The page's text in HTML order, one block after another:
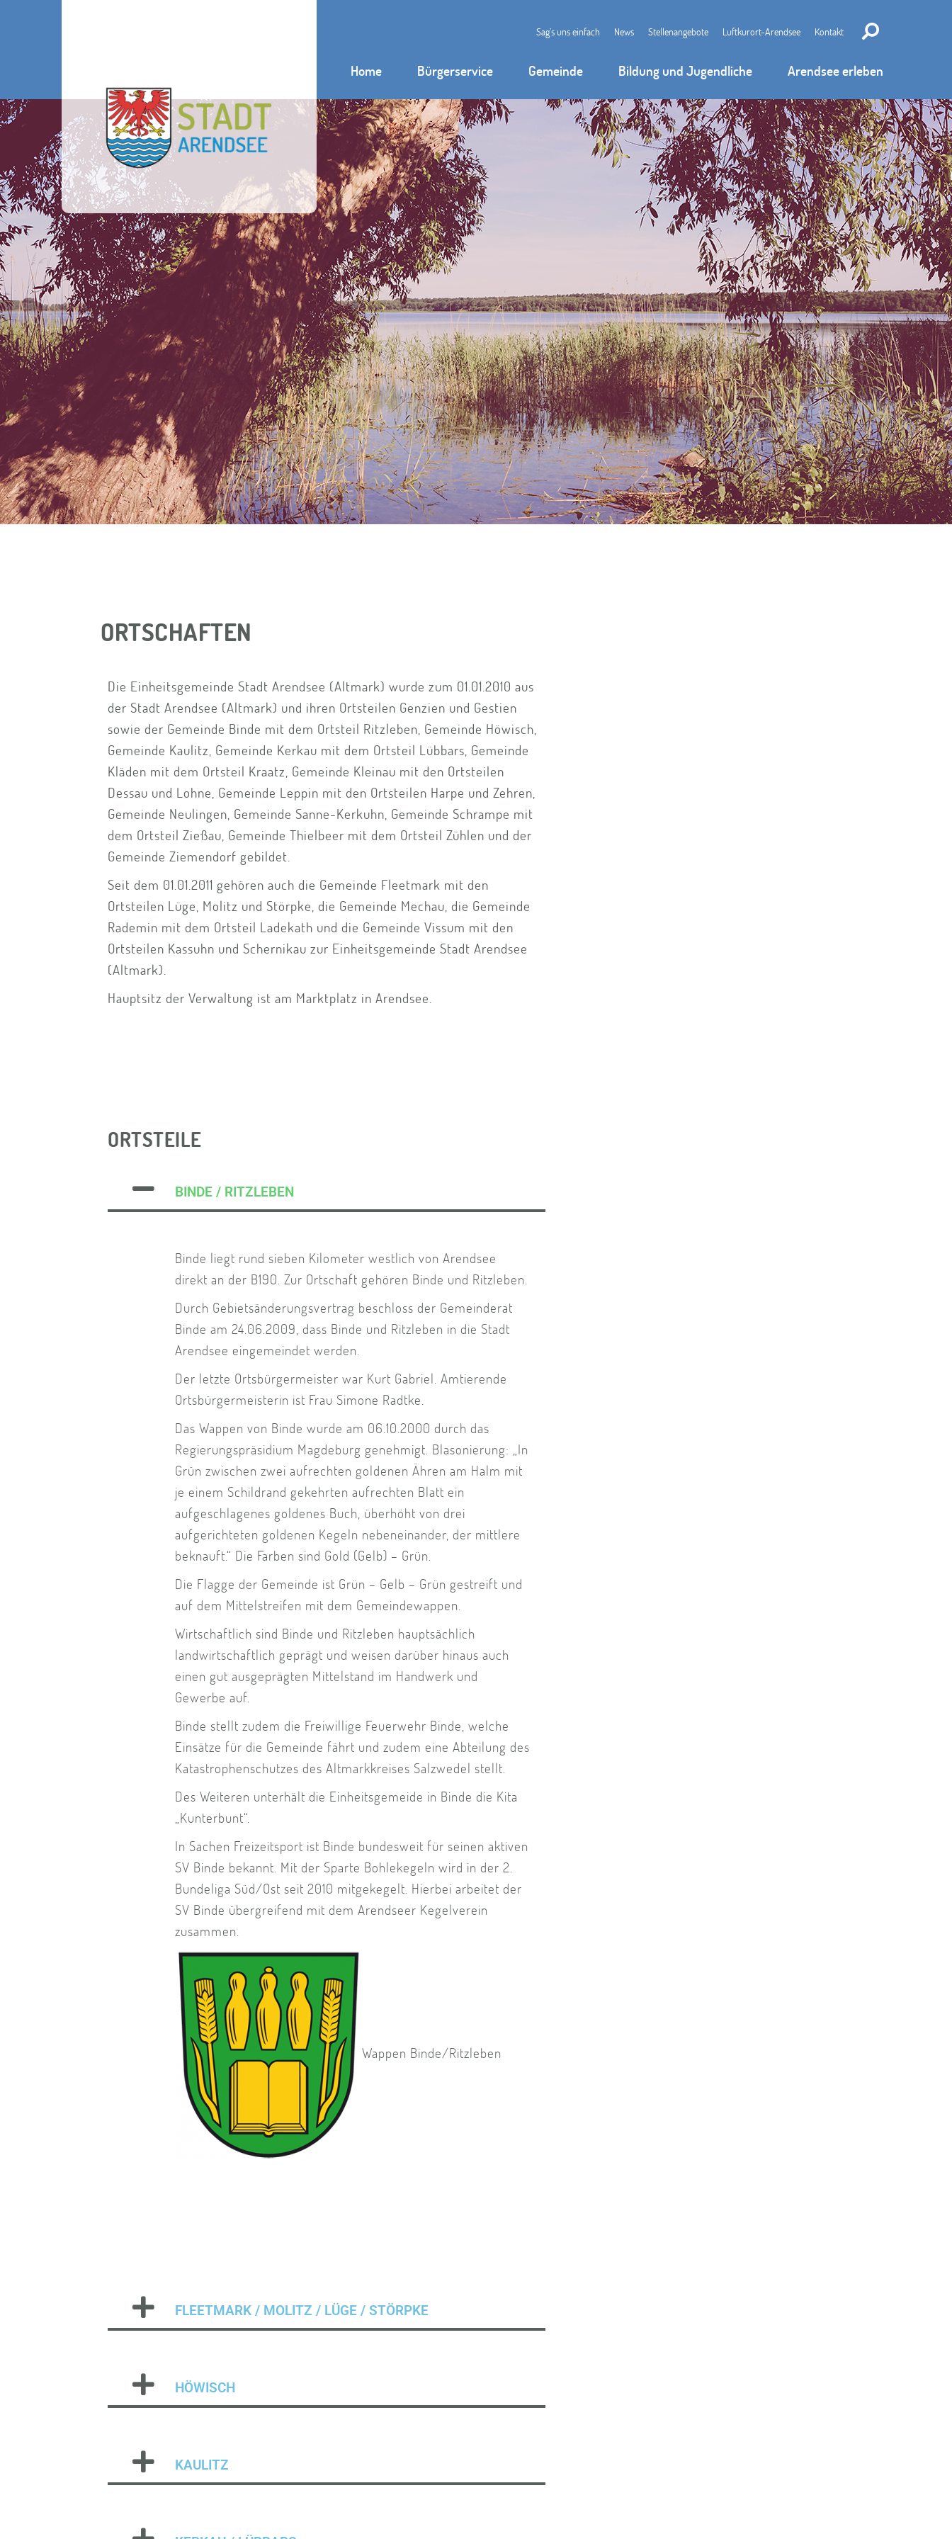
Sag’s uns einfach News Stellenangebote Luftkurort-Arendsee Kontakt
Home Bürgerservice Gemeinde Bildung und Jugendliche Arendsee erleben
ORTSCHAFTEN
Die Einheitsgemeinde Stadt Arendsee (Altmark) wurde zum 01.01.2010 aus
der Stadt Arendsee (Altmark) und ihren Ortsteilen Genzien und Gestien
sowie der Gemeinde Binde mit dem Ortsteil Ritzleben, Gemeinde Höwisch,
Gemeinde Kaulitz, Gemeinde Kerkau mit dem Ortsteil Lübbars, Gemeinde
Kläden mit dem Ortsteil Kraatz, Gemeinde Kleinau mit den Ortsteilen
Dessau und Lohne, Gemeinde Leppin mit den Ortsteilen Harpe und Zehren,
Gemeinde Neulingen, Gemeinde Sanne-Kerkuhn, Gemeinde Schrampe mit
dem Ortsteil Zießau, Gemeinde Thielbeer mit dem Ortsteil Zühlen und der
Gemeinde Ziemendorf gebildet.
Seit dem 01.01.2011 gehören auch die Gemeinde Fleetmark mit den
Ortsteilen Lüge, Molitz und Störpke, die Gemeinde Mechau, die Gemeinde
Rademin mit dem Ortsteil Ladekath und die Gemeinde Vissum mit den
Ortsteilen Kassuhn und Schernikau zur Einheitsgemeinde Stadt Arendsee
(Altmark).
Hauptsitz der Verwaltung ist am Marktplatz in Arendsee.
ORTSTEILE
BINDE / RITZLEBEN
Binde liegt rund sieben Kilometer westlich von Arendsee
direkt an der B190. Zur Ortschaft gehören Binde und Ritzleben.
Durch Gebietsänderungsvertrag beschloss der Gemeinderat
Binde am 24.06.2009, dass Binde und Ritzleben in die Stadt
Arendsee eingemeindet werden.
Der letzte Ortsbürgermeister war Kurt Gabriel. Amtierende
Ortsbürgermeisterin ist Frau Simone Radtke.
Das Wappen von Binde wurde am 06.10.2000 durch das
Regierungspräsidium Magdeburg genehmigt. Blasonierung: „In
Grün zwischen zwei aufrechten goldenen Ähren am Halm mit
je einem Schildrand gekehrten aufrechten Blatt ein
aufgeschlagenes goldenes Buch, überhöht von drei
aufgerichteten goldenen Kegeln nebeneinander, der mittlere
beknauft.“ Die Farben sind Gold (Gelb) – Grün.
Die Flagge der Gemeinde ist Grün – Gelb – Grün gestreift und
auf dem Mittelstreifen mit dem Gemeindewappen.
Wirtschaftlich sind Binde und Ritzleben hauptsächlich
landwirtschaftlich geprägt und weisen darüber hinaus auch
einen gut ausgeprägten Mittelstand im Handwerk und
Gewerbe auf.
Binde stellt zudem die Freiwillige Feuerwehr Binde, welche
Einsätze für die Gemeinde fährt und zudem eine Abteilung des
Katastrophenschutzes des Altmarkkreises Salzwedel stellt.
Des Weiteren unterhält die Einheitsgemeide in Binde die Kita
„Kunterbunt“.
In Sachen Freizeitsport ist Binde bundesweit für seinen aktiven
SV Binde bekannt. Mit der Sparte Bohlekegeln wird in der 2.
Bundeliga Süd/Ost seit 2010 mitgekegelt. Hierbei arbeitet der
SV Binde übergreifend mit dem Arendseer Kegelverein
zusammen.
Wappen Binde/Ritzleben
FLEETMARK / MOLITZ / LÜGE / STÖRPKE
HÖWISCH
KAULITZ